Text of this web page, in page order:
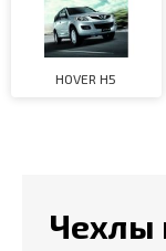
HOVER H5
Чехлы